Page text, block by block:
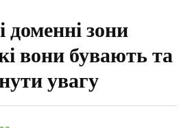
доменні зони
вони бувають та
увагу